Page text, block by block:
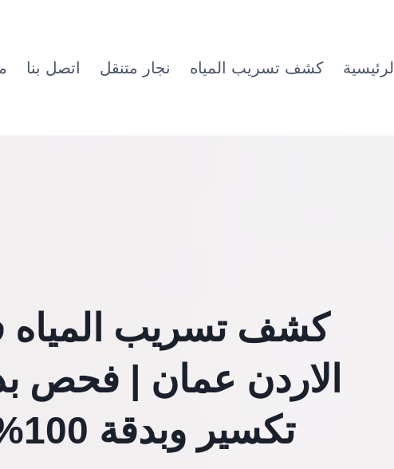
الرئيسية كشف تسريب المياه نجار متنقل اتصل بنا
كشف تسريب المياه
الاردن عمان | فحص
تكسير وبدقة 100%